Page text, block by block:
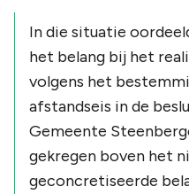
In die situatie
het belang bij het
volgens het
afstandseis in de
Gemeente
gekregen boven het
geconcretiseerde